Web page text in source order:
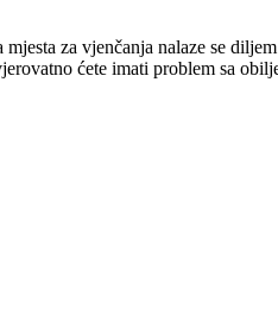
za vjenčanja nalaze se
ćete imati problem sa